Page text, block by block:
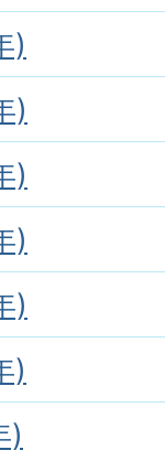
)
)
)
)
)
)
)